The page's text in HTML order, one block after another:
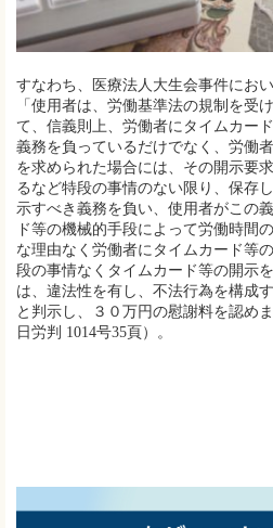
すなわち、医療法人大生会事件にお
「使用者は、労働基準法の規制を受
て、信義則上、労働者にタイムカー
義務を負っているだけでなく、労働
を求められた場合には、その開示要
るなど特段の事情のない限り、保存
示すべき義務を負い、使用者がこの
ド等の機械的手段によって労働時間
な理由なく労働者にタイムカード等
段の事情なくタイムカード等の開示
は、違法性を有し、不法行為を構成す
と判示し、３０万円の慰謝料を認め
日労判 1014号35頁）。